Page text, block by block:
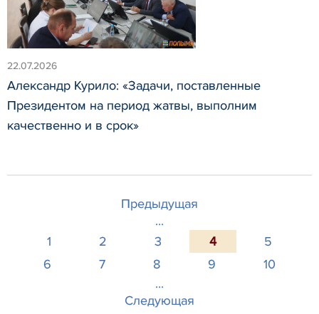
22.07.2026
Александр Курило: «Задачи, поставленные
Президентом на период жатвы, выполним
качественно и в срок»
Предыдущая
...
1
2 3 4
5
6
7 8 9
10
...
Следующая